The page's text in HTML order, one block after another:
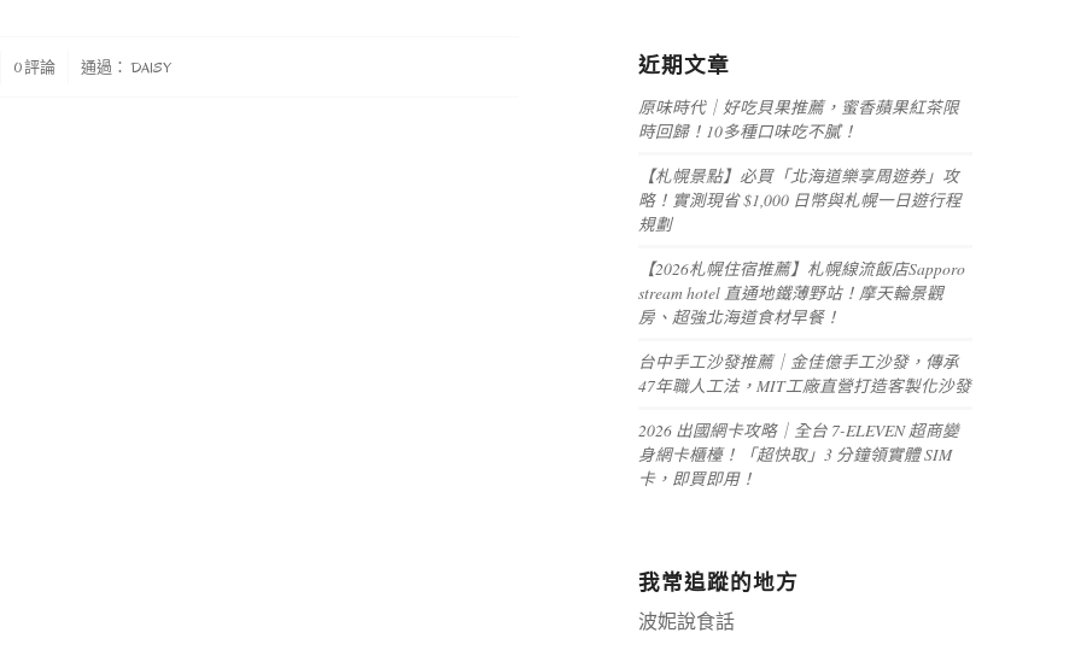
0 評論 通過： DAISY 近期文章
原味時代｜好吃貝果推薦，蜜香蘋果紅茶限
時回歸！10多種口味吃不膩！
【札幌景點】必買「北海道樂享周遊券」攻
略！實測現省 $1,000 日幣與札幌一日遊行程
規劃
【2026札幌住宿推薦】札幌線流飯店Sapporo
stream hotel 直通地鐵薄野站！摩天輪景觀
房、超強北海道食材早餐！
台中手工沙發推薦｜金佳億手工沙發，傳承
47年職人工法，MIT工廠直營打造客製化沙發
2026 出國網卡攻略｜全台 7-ELEVEN 超商變
身網卡櫃檯！「超快取」3 分鐘領實體 SIM
卡，即買即用！
我常追蹤的地方
波妮說食話